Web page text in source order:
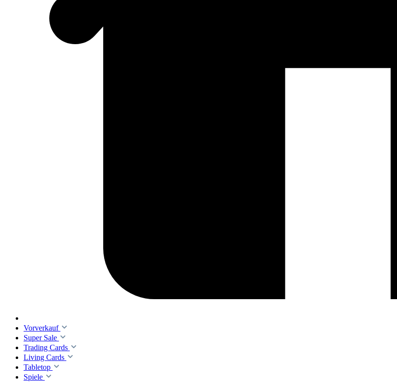
Vorverkauf
Super Sale
Trading Cards
Living Cards
Tabletop
Spiele